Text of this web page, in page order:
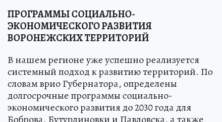
ПРОГРАММЫ СОЦИАЛЬНО-
ЭКОНОМИЧЕСКОГО РАЗВИТИЯ
ВОРОНЕЖСКИХ ТЕРРИТОРИЙ
В нашем регионе уже успешно реализуется
системный подход к развитию территорий. По
словам врио Губернатора, определены
долгосрочные программы социально-
экономического развития до 2030 года для